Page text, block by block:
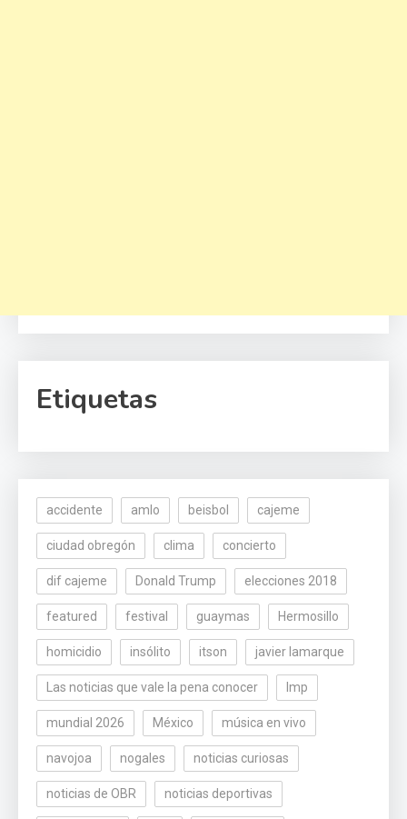
Etiquetas
accidente amlo beisbol cajeme
ciudad obregón clima concierto
dif cajeme Donald Trump elecciones 2018
featured festival guaymas Hermosillo
homicidio insólito itson javier lamarque
Las noticias que vale la pena conocer lmp
mundial 2026 México música en vivo
navojoa nogales noticias curiosas
noticias de OBR noticias deportivas